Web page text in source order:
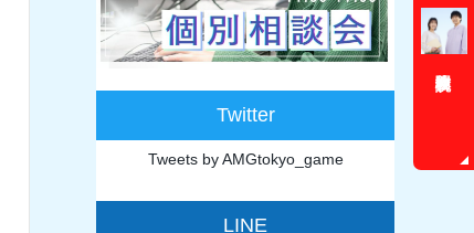
Twitter
Tweets by AMGtokyo_game
LINE